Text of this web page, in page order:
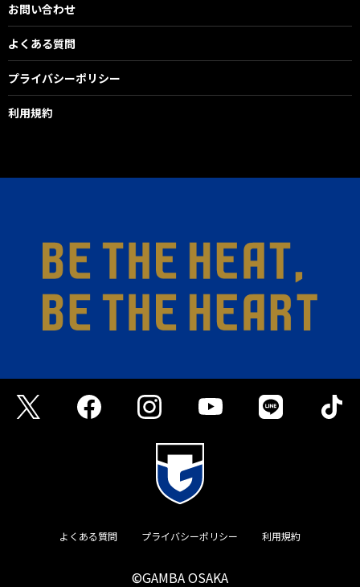
お問い合わせ
よくある質問
プライバシーポリシー
利用規約
よくある質問 プライバシーポリシー 利用規約
©GAMBA OSAKA